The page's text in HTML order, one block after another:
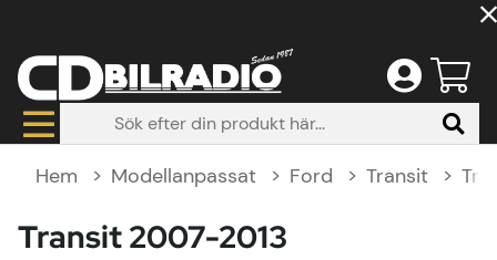
Hem Modellanpassat Ford Transit
Transit 2007-2013